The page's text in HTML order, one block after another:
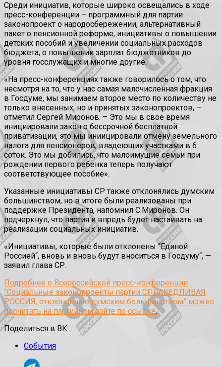
Среди инициатив, которые широко освещались в ходе
пресс-конференции – программный для партии
законопроект о народосбережении, альтернативный
пакет о пенсионной реформе, инициативы о повышении
детских пособий и увеличении социальных расходов
бюджета, о повышении зарплат бюджетников до
уровня госслужащих и многие другие.
«На пресс-конференциях также говорилось о том, что
несмотря на то, что у нас самая малочисленная фракция
в Госдуме, мы занимаем второе место по количеству не
только внесенных, но и принятых законопроектов, –
отметил Сергей Миронов. – Это мы в свое время
инициировали закон о бессрочной бесплатной
приватизации, это мы иниицировали отмену земельного
налога для пенсионеров, владеющих участками в 6
соток. Это мы добились, что малоимущие семьи при
рождении первого ребенка теперь получают
соответствующее пособие».
Указанные инициативы СР также отклонялись думским
большинством, но в итоге были реализованы при
поддержке Президента, напомнил С.Миронов. Он
подчеркнул, что партия и впредь будет настаивать на
реализации социальных инициатив.
«Инициативы, которые были отклонены “Единой
Россией“, вновь и вновь будут вноситься в Госдуму“, —
заявил глава СР.
Подробнее о Всероссийской пресс-конференции
“Социальные законопроекты партии СПРАВЕДЛИВАЯ
РОССИЯ, отклоненные думским большинством” можно
прочитать на партийном сайте по ссылке.
Поделиться в ВК
События